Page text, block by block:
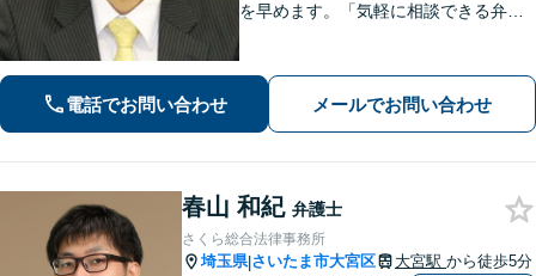
を早めます。「気軽に相談できる弁護
かした迅速な行動力でサポートしま
す。まずはお気軽にご相談ください。
電話でお問い合わせ メールでお問い合わせ
春山 和紀 弁護士
さくら総合法律事務所
埼玉県|さいたま市大宮区 大宮駅 から徒歩5分